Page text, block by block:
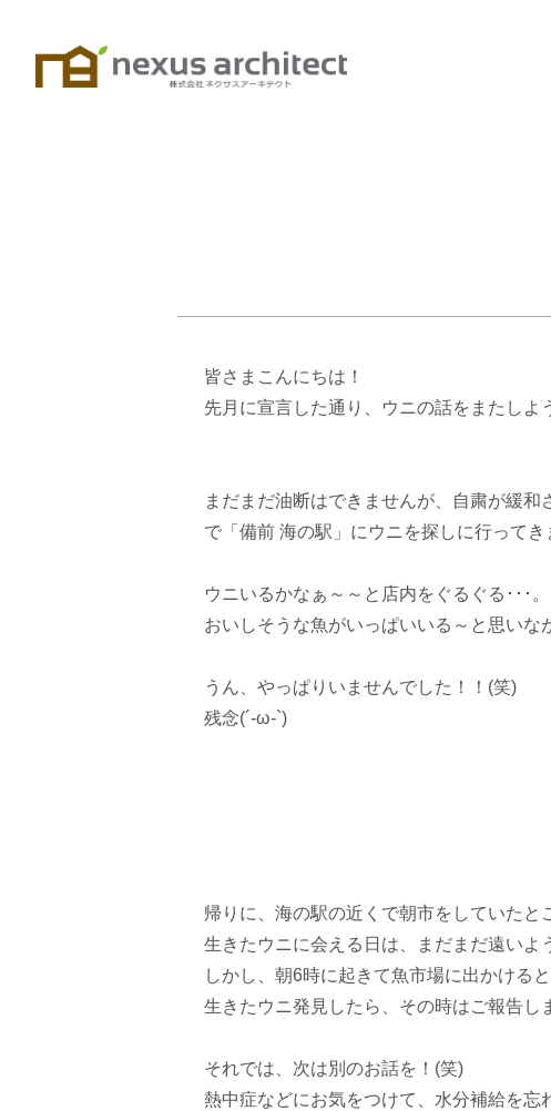
皆さまこんにちは！
先月に宣言した通り、ウニの話をまたしよ
まだまだ油断はできませんが、自粛が緩和
で「備前 海の駅」にウニを探しに行ってき
ウニいるかなぁ～～と店内をぐるぐる･･･。
おいしそうな魚がいっぱいいる～と思いな
うん、やっぱりいませんでした！！(笑)
残念(´-ω-`)
帰りに、海の駅の近くで朝市をしていた
生きたウニに会える日は、まだまだ遠いよ
しかし、朝6時に起きて魚市場に出かける
生きたウニ発見したら、その時はご報告し
それでは、次は別のお話を！(笑)
熱中症などにお気をつけて、水分補給を忘